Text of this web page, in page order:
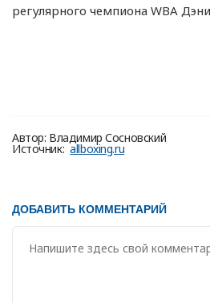
регулярного чемпиона WBA
Автор: Владимир Сосновский
Источник: allboxing.ru
ДОБАВИТЬ КОММЕНТАРИЙ